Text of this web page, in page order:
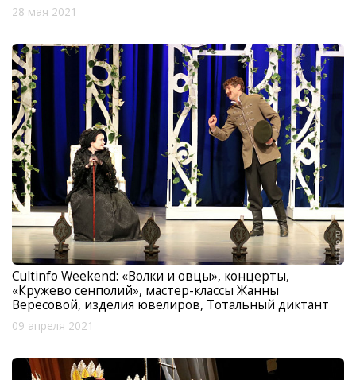
28 мая 2021
Cultinfo Weekend: «Волки и овцы», концерты,
«Кружево сенполий», мастер-классы Жанны
Вересовой, изделия ювелиров, Тотальный диктант
09 апреля 2021